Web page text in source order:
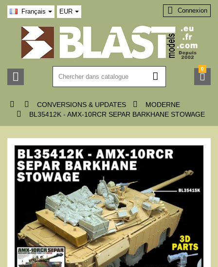
Français EUR
 
 Connexion

0
  CONVERSIONS & UPDATES  MODERNE
 BL35412K - AMX-10RCR SEPAR BARKHANE STOWAGE